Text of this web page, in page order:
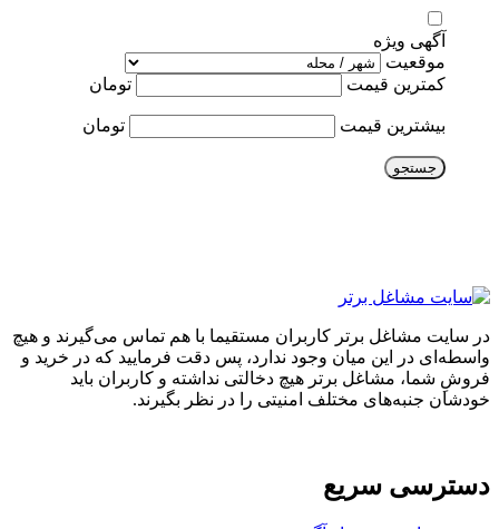
آگهی ویژه
موقعیت
کمترین قیمت
تومان
بیشترین قیمت تومان
جستجو
در سایت مشاغل برتر کاربران مستقیما با هم تماس می‌گیرند و هیچ
واسطه‌ای در این میان وجود ندارد، پس دقت فرمایید که در خرید و
فروشِ شما، مشاغل برتر هیچ دخالتی نداشته و کاربران باید
خودشان جنبه‌های مختلف امنیتی را در نظر بگیرند.
دسترسی سریع